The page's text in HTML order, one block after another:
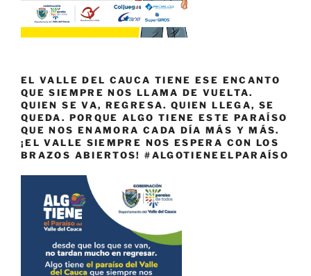
EL VALLE DEL CAUCA TIENE ESE ENCANTO
QUE SIEMPRE NOS LLAMA DE VUELTA.
QUIEN SE VA, REGRESA. QUIEN LLEGA, SE
QUEDA. PORQUE ALGO TIENE ESTE PARAÍSO
QUE NOS ENAMORA CADA DÍA MÁS Y MÁS.
¡EL VALLE SIEMPRE NOS ESPERA CON LOS
BRAZOS ABIERTOS! #ALGOTIENEELPARAÍSO